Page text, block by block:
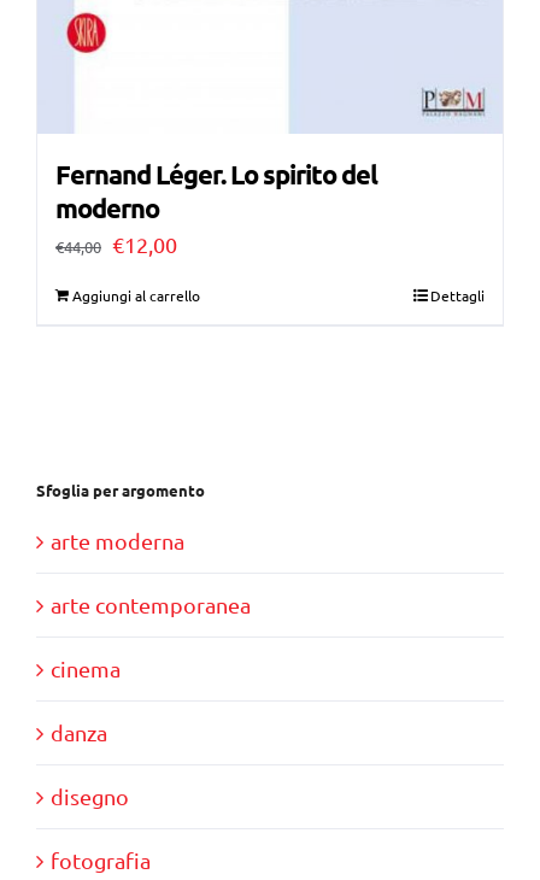
Fernand Léger. Lo spirito del
moderno
€44,00 Il
€12,00Il
Aggiungi al carrello Dettagli
Sfoglia per argomento
arte moderna
arte contemporanea
cinema
danza
disegno
fotografia